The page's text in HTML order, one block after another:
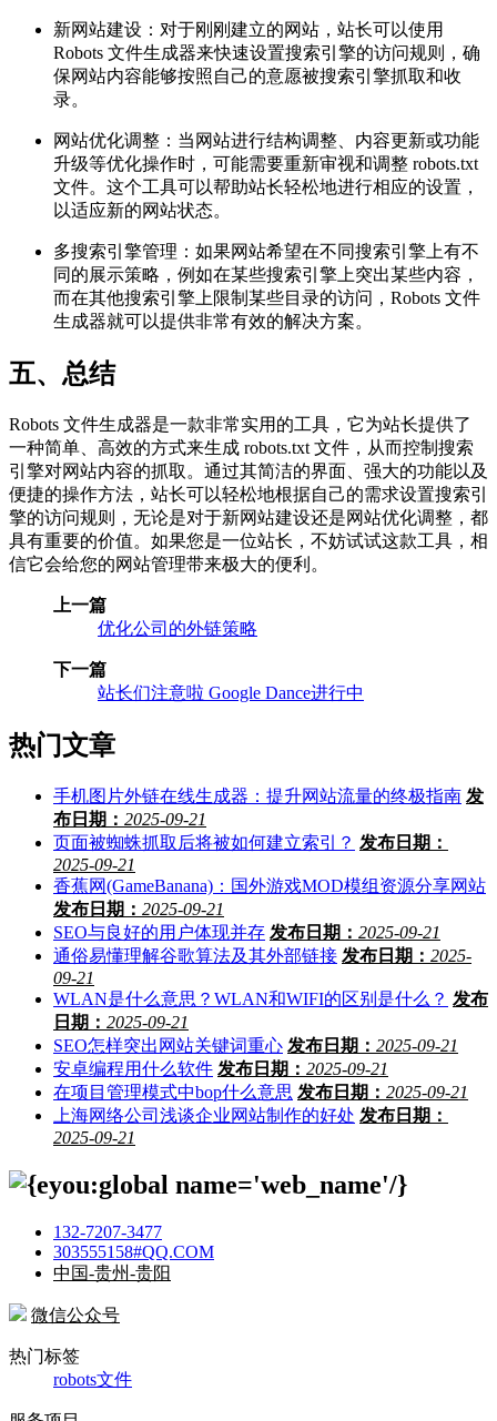
新网站建设：对于刚刚建立的网站，站长可以使用
Robots 文件生成器来快速设置搜索引擎的访问规则，确
保网站内容能够按照自己的意愿被搜索引擎抓取和收
录。
网站优化调整：当网站进行结构调整、内容更新或功能
升级等优化操作时，可能需要重新审视和调整 robots.txt
文件。这个工具可以帮助站长轻松地进行相应的设置，
以适应新的网站状态。
多搜索引擎管理：如果网站希望在不同搜索引擎上有不
同的展示策略，例如在某些搜索引擎上突出某些内容，
而在其他搜索引擎上限制某些目录的访问，Robots 文件
生成器就可以提供非常有效的解决方案。
五、总结
Robots 文件生成器是一款非常实用的工具，它为站长提供了
一种简单、高效的方式来生成 robots.txt 文件，从而控制搜索
引擎对网站内容的抓取。通过其简洁的界面、强大的功能以及
便捷的操作方法，站长可以轻松地根据自己的需求设置搜索引
擎的访问规则，无论是对于新网站建设还是网站优化调整，都
具有重要的价值。如果您是一位站长，不妨试试这款工具，相
信它会给您的网站管理带来极大的便利。
上一篇
优化公司的外链策略
下一篇
站长们注意啦 Google Dance进行中
热门文章
手机图片外链在线生成器：提升网站流量的终极指南 发
布日期： 2025-09-21
页面被蜘蛛抓取后将被如何建立索引？ 发布日期：
2025-09-21
香蕉网(GameBanana)：国外游戏MOD模组资源分享网站
发布日期： 2025-09-21
SEO与良好的用户体现并存 发布日期： 2025-09-21
通俗易懂理解谷歌算法及其外部链接 发布日期： 2025-
09-21
WLAN是什么意思？WLAN和WIFI的区别是什么？ 发布
日期： 2025-09-21
SEO怎样突出网站关键词重心 发布日期： 2025-09-21
安卓编程用什么软件 发布日期： 2025-09-21
在项目管理模式中bop什么意思 发布日期： 2025-09-21
上海网络公司浅谈企业网站制作的好处 发布日期：
2025-09-21
132-7207-3477
303555158#QQ.COM
中国-贵州-贵阳
微信公众号
热门标签
robots文件